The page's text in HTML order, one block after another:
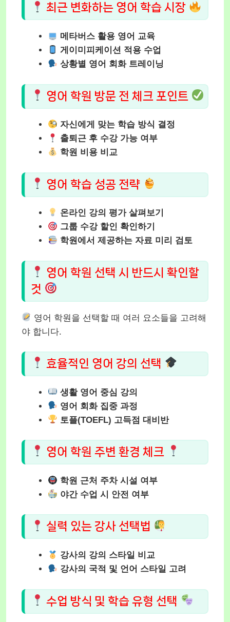
최근 변화하는 영어 학습 시장
메타버스 활용 영어 교육
게이미피케이션 적용 수업
상황별 영어 회화 트레이닝
영어 학원 방문 전 체크 포인트
자신에게 맞는 학습 방식 결정
출퇴근 후 수강 가능 여부
학원 비용 비교
영어 학습 성공 전략
온라인 강의 평가 살펴보기
그룹 수강 할인 확인하기
학원에서 제공하는 자료 미리 검토
영어 학원 선택 시 반드시 확인할
것
영어 학원을 선택할 때 여러 요소들을 고려해
야 합니다.
효율적인 영어 강의 선택
생활 영어 중심 강의
영어 회화 집중 과정
토플(TOEFL) 고득점 대비반
영어 학원 주변 환경 체크
학원 근처 주차 시설 여부
야간 수업 시 안전 여부
실력 있는 강사 선택법
강사의 강의 스타일 비교
강사의 국적 및 언어 스타일 고려
수업 방식 및 학습 유형 선택